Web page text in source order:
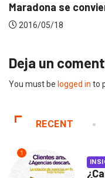
Maradona se
2016/05/18
Deja un
You must be logged in to
RECENT
1